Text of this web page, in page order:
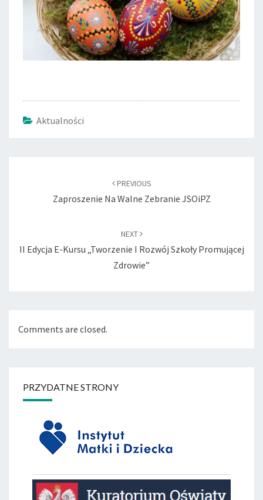
Aktualności
PREVIOUS
Zaproszenie Na Walne Zebranie JSOiPZ
NEXT
II Edycja E-Kursu „Tworzenie I Rozwój Szkoły Promującej
Zdrowie”
Comments are closed.
PRZYDATNE STRONY